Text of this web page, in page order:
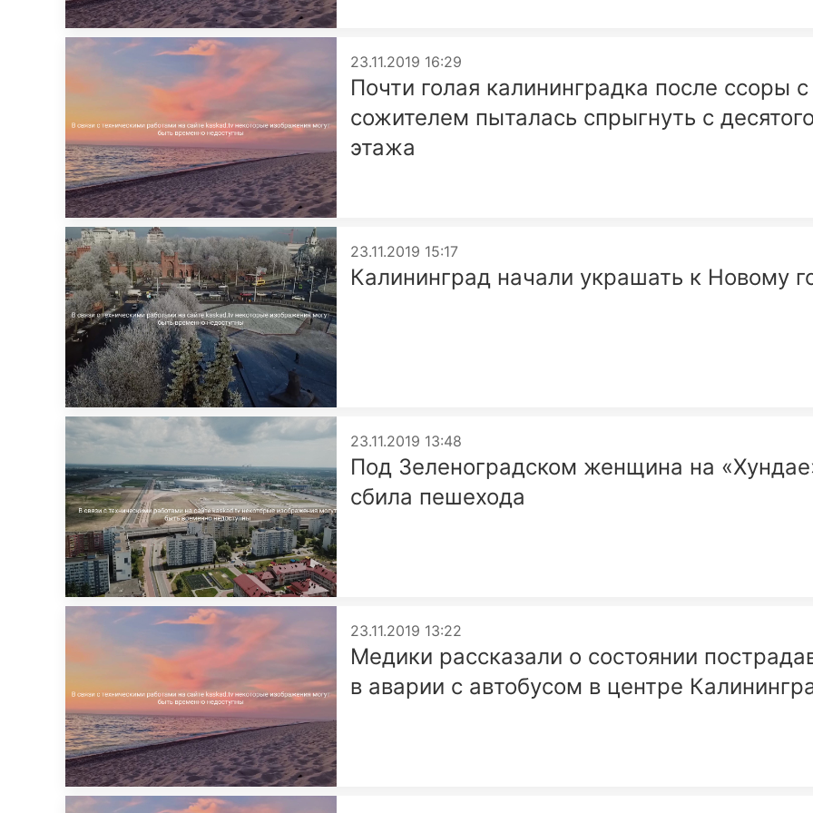
23.11.2019 16:29
Почти голая калининградка после ссоры с
сожителем пыталась спрыгнуть с десятого
этажа
23.11.2019 15:17
Калининград начали украшать к Новому
23.11.2019 13:48
Под Зеленоградском женщина на
сбила пешехода
23.11.2019 13:22
Медики рассказали о состоянии
в аварии с автобусом в центре